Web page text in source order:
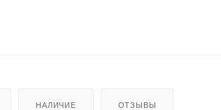
НАЛИЧИЕ ОТЗЫВЫ